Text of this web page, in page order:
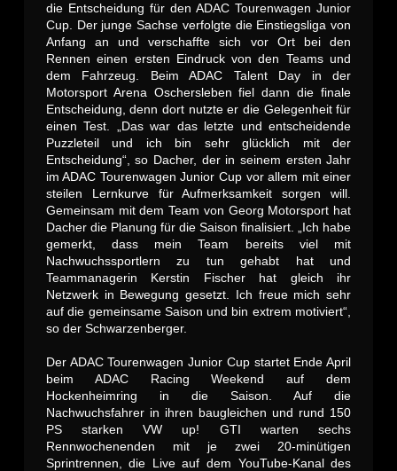
die Entscheidung für den ADAC Tourenwagen Junior
Cup. Der junge Sachse verfolgte die Einstiegsliga von
Anfang an und verschaffte sich vor Ort bei den
Rennen einen ersten Eindruck von den Teams und
dem Fahrzeug. Beim ADAC Talent Day in der
Motorsport Arena Oschersleben fiel dann die finale
Entscheidung, denn dort nutzte er die Gelegenheit für
einen Test. „Das war das letzte und entscheidende
Puzzleteil und ich bin sehr glücklich mit der
Entscheidung“, so Dacher, der in seinem ersten Jahr
im ADAC Tourenwagen Junior Cup vor allem mit einer
steilen Lernkurve für Aufmerksamkeit sorgen will.
Gemeinsam mit dem Team von Georg Motorsport hat
Dacher die Planung für die Saison finalisiert. „Ich habe
gemerkt, dass mein Team bereits viel mit
Nachwuchssportlern zu tun gehabt hat und
Teammanagerin Kerstin Fischer hat gleich ihr
Netzwerk in Bewegung gesetzt. Ich freue mich sehr
auf die gemeinsame Saison und bin extrem motiviert“,
so der Schwarzenberger.
Der ADAC Tourenwagen Junior Cup startet Ende April
beim ADAC Racing Weekend auf dem
Hockenheimring in die Saison. Auf die
Nachwuchsfahrer in ihren baugleichen und rund 150
PS starken VW up! GTI warten sechs
Rennwochenenden mit je zwei 20-minütigen
Sprintrennen, die Live auf dem YouTube-Kanal des